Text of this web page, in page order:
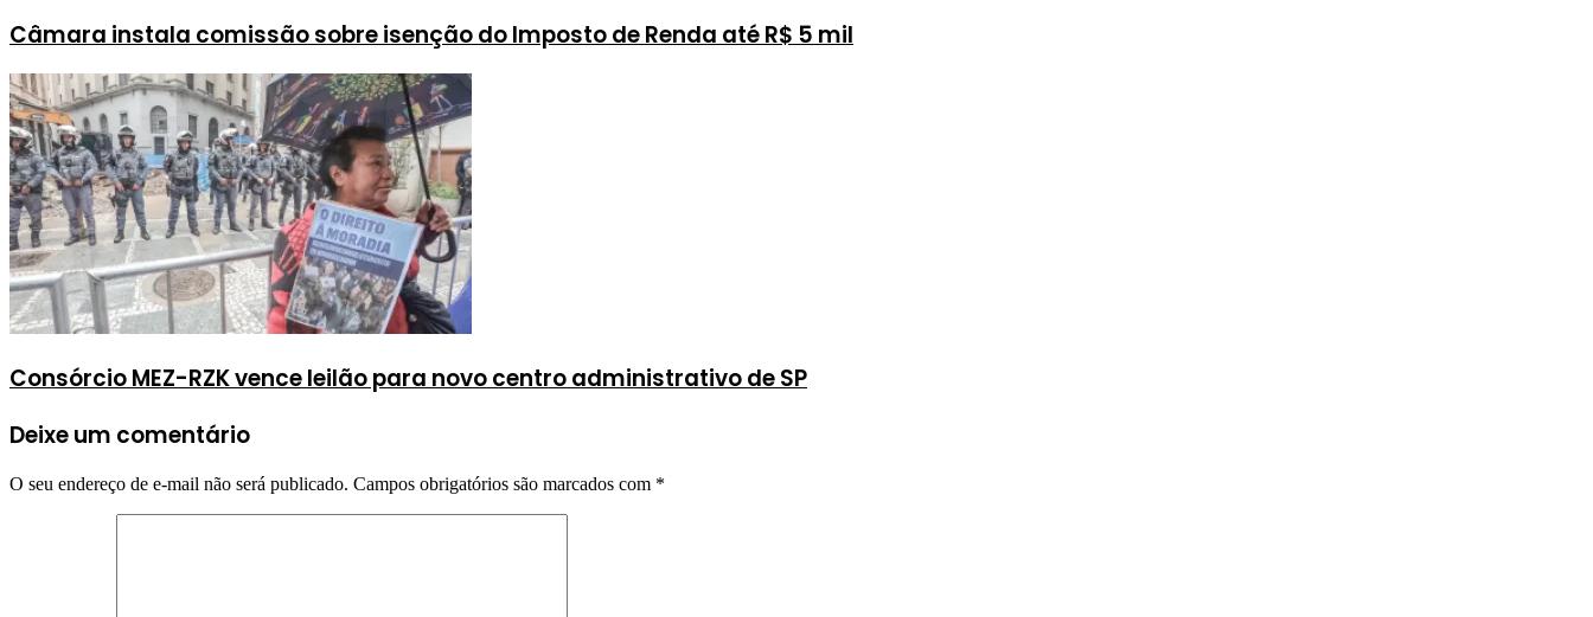
Câmara instala comissão sobre isenção do Imposto de Renda até R$ 5 mil
Consórcio MEZ-RZK vence leilão para novo centro administrativo de SP
Deixe um comentário
O seu endereço de e-mail não será publicado. Campos obrigatórios são marcados com *